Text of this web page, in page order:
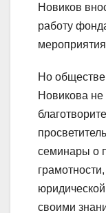
Новиков
работу
Но
Новикова не
семинары о
своими